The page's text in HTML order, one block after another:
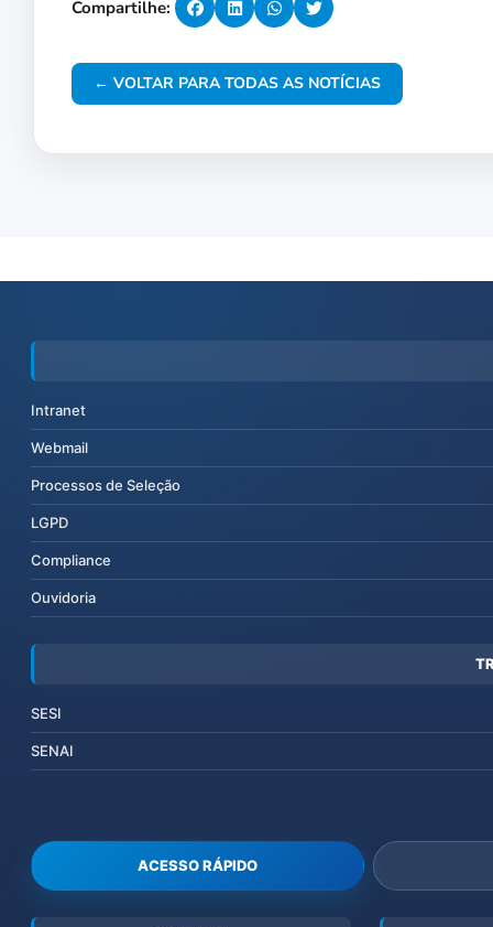
Compartilhe:
← VOLTAR PARA TODAS AS NOTÍCIAS
Intranet
Webmail
Processos de Seleção
LGPD
Compliance
Ouvidoria
SESI
SENAI
ACESSO RÁPIDO